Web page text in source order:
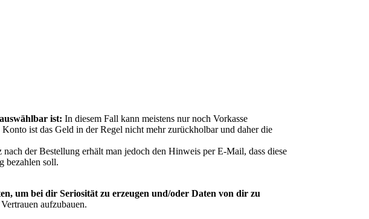
ist: In diesem Fall kann meistens nur noch Vorkasse
ist das Geld in der Regel nicht mehr zurückholbar und daher die
der Bestellung erhält man jedoch den Hinweis per E-Mail, dass diese
bezahlen soll.
um bei dir Seriosität zu erzeugen und/oder Daten von dir zu
aufzubauen.